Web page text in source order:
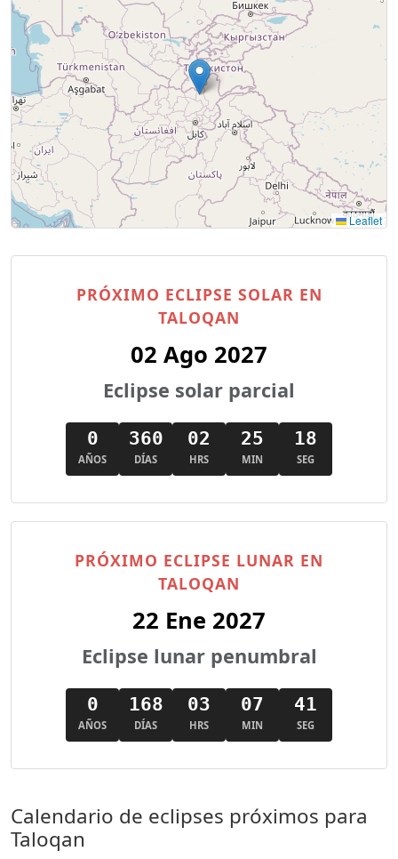
Leaflet
PRÓXIMO ECLIPSE SOLAR EN
TALOQAN
02 Ago 2027
Eclipse solar parcial
0
AÑOS
360
DÍAS
02
HRS
25
MIN
17
SEG
PRÓXIMO ECLIPSE LUNAR EN
TALOQAN
22 Ene 2027
Eclipse lunar penumbral
0
AÑOS
168
DÍAS
03
HRS
07
MIN
40
SEG
Calendario de eclipses próximos para
Taloqan